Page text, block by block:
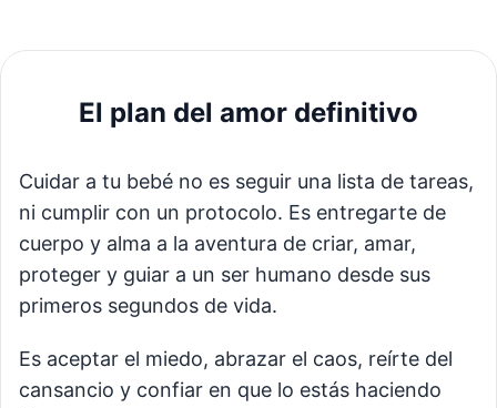
El plan del amor definitivo
Cuidar a tu bebé no es seguir una lista de tareas,
ni cumplir con un protocolo. Es entregarte de
cuerpo y alma a la aventura de criar, amar,
proteger y guiar a un ser humano desde sus
primeros segundos de vida.
Es aceptar el miedo, abrazar el caos, reírte del
cansancio y confiar en que lo estás haciendo